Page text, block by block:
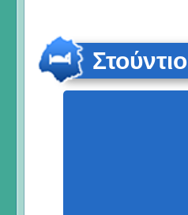
Στούντιο